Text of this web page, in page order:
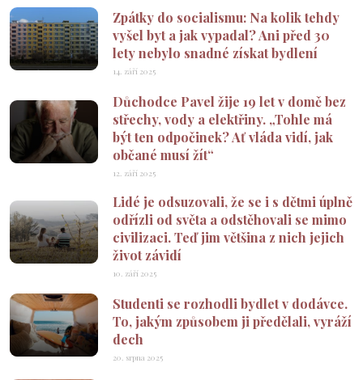
Zpátky do socialismu: Na kolik tehdy
vyšel byt a jak vypadal? Ani před 30
lety nebylo snadné získat bydlení
14. září 2025
Důchodce Pavel žije 19 let v domě bez
střechy, vody a elektřiny. „Tohle má
být ten odpočinek? Ať vláda vidí, jak
občané musí žít“
12. září 2025
Lidé je odsuzovali, že se i s dětmi úplně
odřízli od světa a odstěhovali se mimo
civilizaci. Teď jim většina z nich jejich
život závidí
10. září 2025
Studenti se rozhodli bydlet v dodávce.
To, jakým způsobem ji předělali, vyráží
dech
20. srpna 2025